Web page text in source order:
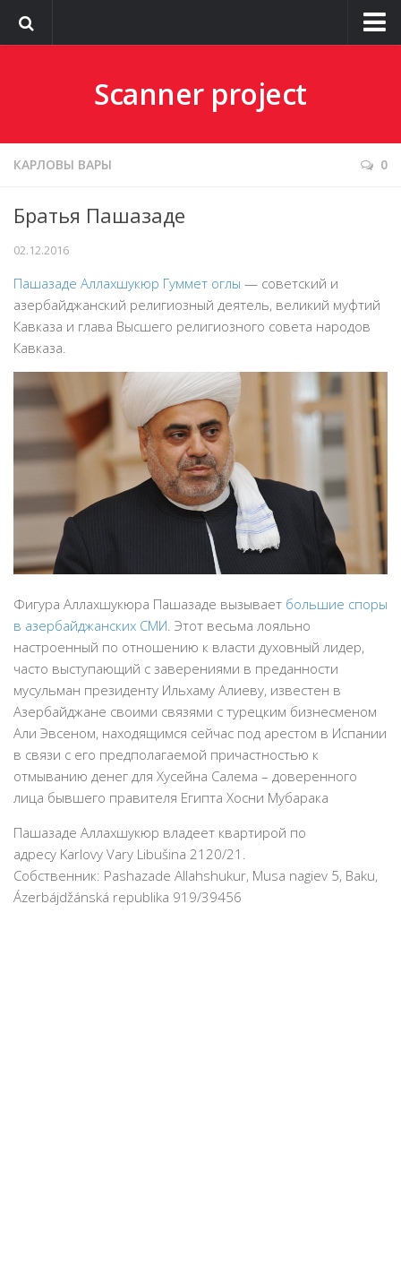
Scanner project
КАРЛОВЫ ВАРЫ 0
Братья Пашазаде
02.12.2016
Пашазаде Аллахшукюр Гуммет оглы — советский и
азербайджанский религиозный деятель, великий муфтий
Кавказа и глава Высшего религиозного совета народов
Кавказа.
Фигура Аллахшукюра Пашазаде вызывает большие споры
в азербайджанских СМИ . Этот весьма лояльно
настроенный по отношению к власти духовный лидер,
часто выступающий с заверениями в преданности
мусульман президенту Ильхаму Алиеву, известен в
Азербайджане своими связями с турецким бизнесменом
Али Эвсеном, находящимся сейчас под арестом в Испании
в связи с его предполагаемой причастностью к
отмыванию денег для Хусейна Салема – доверенного
лица бывшего правителя Египта Хосни Мубарака
Пашазаде Аллахшукюр владеет квартирой по
адресу Karlovy Vary Libušina 2120/21.
Собственник: Pashazade Allahshukur, Musa nagiev 5, Baku,
Ázerbájdžánská republika 919/39456